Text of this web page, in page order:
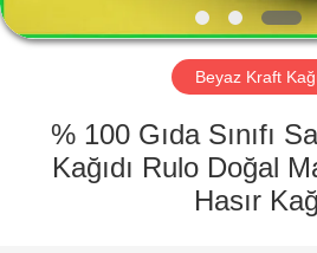
FABRIKA
KALITE
Beyaz Kraft
% 100 Gıda Sınıfı
Kağıdı Rulo Doğal
Hasır